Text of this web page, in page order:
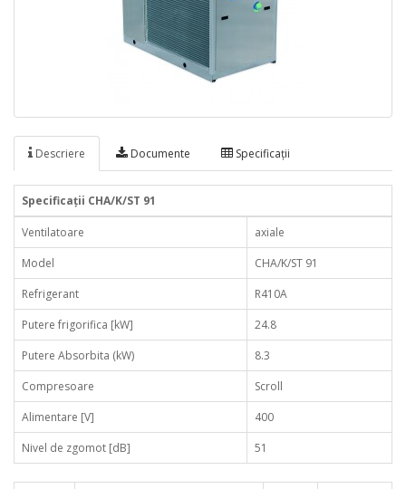
Descriere Documente Specificaţii
Specificaţii CHA/K/ST 91
Ventilatoare
axiale
Model
CHA/K/ST 91
Refrigerant
R410A
Putere frigorifica [kW]
24.8
Putere Absorbita (kW)
8.3
Compresoare
Scroll
Alimentare [V]
400
Nivel de zgomot [dB]
51